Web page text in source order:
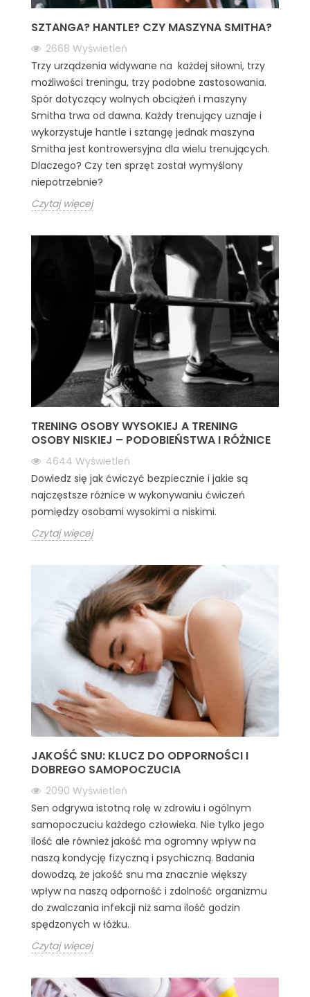
SZTANGA? HANTLE? CZY MASZYNA SMITHA?
2668 Wyświetleń
Trzy urządzenia widywane na każdej siłowni, trzy
możliwości treningu, trzy podobne zastosowania.
Spór dotyczący wolnych obciążeń i maszyny
Smitha trwa od dawna. Każdy trenujący uznaje i
wykorzystuje hantle i sztangę jednak maszyna
Smitha jest kontrowersyjna dla wielu trenujących.
Dlaczego? Czy ten sprzęt został wymyślony
niepotrzebnie?
Czytaj więcej
TRENING OSOBY WYSOKIEJ A TRENING
OSOBY NISKIEJ – PODOBIEŃSTWA I RÓŻNICE
4644 Wyświetleń
Dowiedz się jak ćwiczyć bezpiecznie i jakie są
najczęstsze różnice w wykonywaniu ćwiczeń
pomiędzy osobami wysokimi a niskimi.
Czytaj więcej
JAKOŚĆ SNU: KLUCZ DO ODPORNOŚCI I
DOBREGO SAMOPOCZUCIA
2090 Wyświetleń
Sen odgrywa istotną rolę w zdrowiu i ogólnym
samopoczuciu każdego człowieka. Nie tylko jego
ilość ale również jakość ma ogromny wpływ na
naszą kondycję fizyczną i psychiczną. Badania
dowodzą, że jakość snu ma znacznie większy
wpływ na naszą odporność i zdolność organizmu
do zwalczania infekcji niż sama ilość godzin
spędzonych w łóżku.
Czytaj więcej